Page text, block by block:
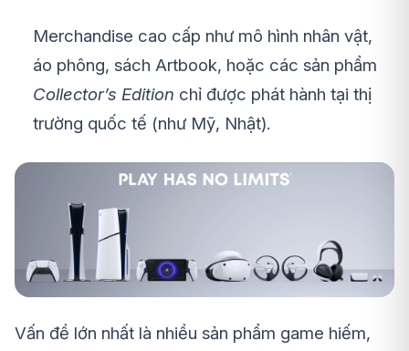
Merchandise cao cấp như mô hình nhân vật,
áo phông, sách Artbook, hoặc các sản phẩm
Collector’s Edition chỉ được phát hành tại thị
trường quốc tế (như Mỹ, Nhật).
Vấn đề lớn nhất là nhiều sản phẩm game hiếm,